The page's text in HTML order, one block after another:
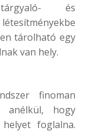
és
tárolható egy
van hely.
finoman
anélkül, hogy
foglalna.